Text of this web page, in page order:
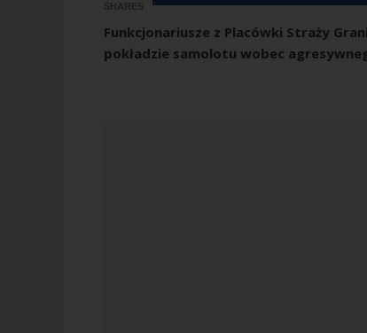
SHARES
Funkcjonariusze z Placówki Straży
pokładzie samolotu wobec